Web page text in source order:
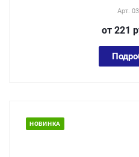
Арт.
от 221
НОВИНКА